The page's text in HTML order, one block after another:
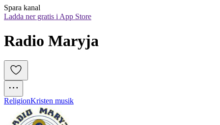
Spara kanal
Ladda ner gratis i App Store
Radio Maryja
ReligionKristen musik